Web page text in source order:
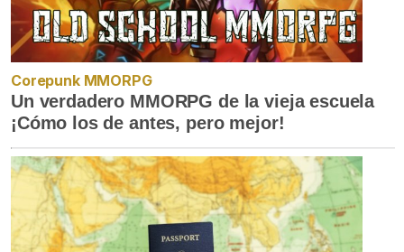
Corepunk MMORPG
Un verdadero MMORPG de la vieja escuela
¡Cómo los de antes, pero mejor!